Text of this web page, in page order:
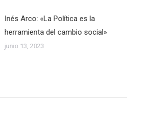
Inés Arco: «La Política es la
herramienta del cambio social»
junio 13, 2023